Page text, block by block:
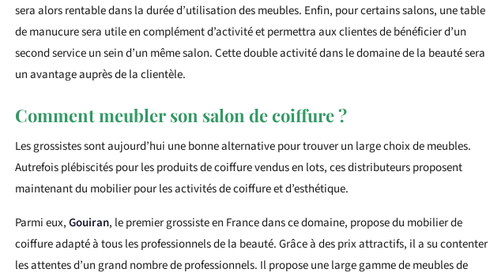
sera alors rentable dans la durée d’utilisation des meubles. Enfin, pour certains salons, une table
de manucure sera utile en complément d’activité et permettra aux clientes de bénéficier d’un
second service un sein d’un même salon. Cette double activité dans le domaine de la beauté sera
un avantage auprès de la clientèle.
Comment meubler son salon de coiffure ?
Les grossistes sont aujourd’hui une bonne alternative pour trouver un large choix de meubles.
Autrefois plébiscités pour les produits de coiffure vendus en lots, ces distributeurs proposent
maintenant du mobilier pour les activités de coiffure et d’esthétique.
Parmi eux,Gouiran, le premier grossiste en France dans ce domaine, propose du mobilier de
coiffure adapté à tous les professionnels de la beauté. Grâce à des prix attractifs, il a su contenter
les attentes d’un grand nombre de professionnels. Il propose une large gamme de meubles de